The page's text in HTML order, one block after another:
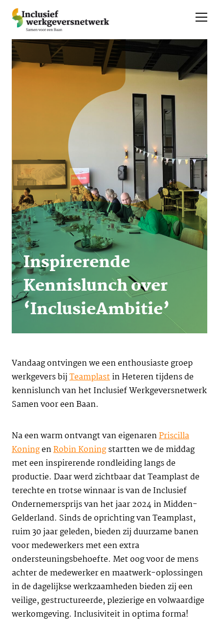
Inspirerende
Kennislunch over
‘InclusieAmbitie’
Vandaag ontvingen we een enthousiaste groep
werkgevers bijTeamplastin Heteren tijdens de
kennislunch van het Inclusief Werkgeversnetwerk
Samen voor een Baan.
Na een warm ontvangt van eigenarenPriscilla
KoningenRobin Koningstartten we de middag
met een inspirerende rondleiding langs de
productie. Daar werd zichtbaar dat Teamplast de
terechte en trotse winnaar is van de Inclusief
Ondernemersprijs van het jaar 2024 in Midden-
Gelderland. Sinds de oprichting van Teamplast,
ruim 30 jaar geleden, bieden zij duurzame banen
voor medewerkers met een extra
ondersteuningsbehoefte. Met oog voor de mens
achter de medewerker en maatwerk-oplossingen
in de dagelijkse werkzaamheden bieden zij een
veilige, gestructureerde, plezierige en volwaardige
werkomgeving. Inclusiviteit in optima forma!